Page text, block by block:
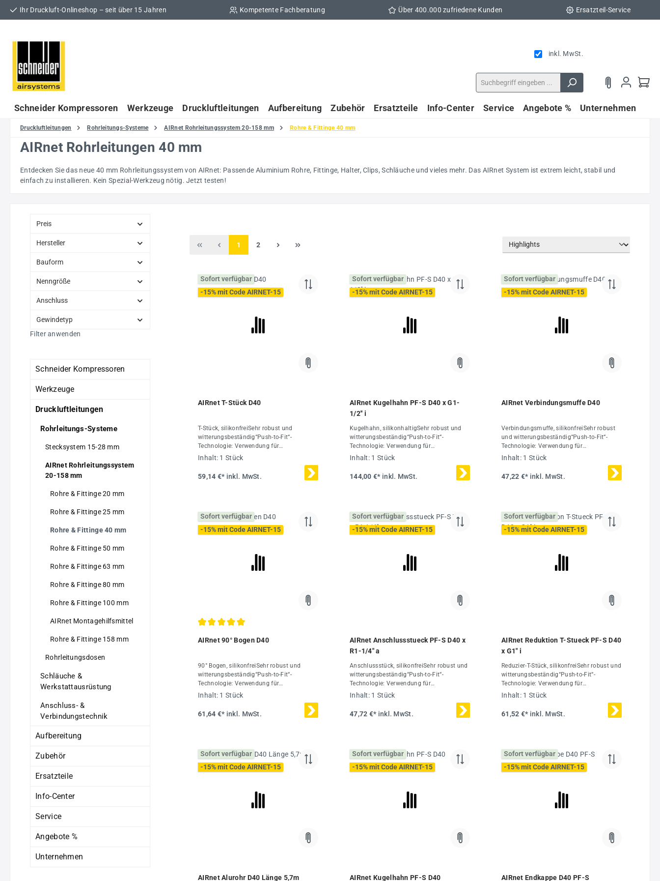
Hauptinhalt springen
Zur Suche springen
Zur Hauptnavigation springen
Ihr Druckluft-Onlineshop – seit über 15 Jahren Kompetente Fachberatung Über 400.000 zufriedene Kunden Ersatzteil-Service
inkl. MwSt.
Schneider Kompressoren Werkzeuge Druckluftleitungen Aufbereitung Zubehör Ersatzteile Info-Center Service Angebote % Unternehmen
Druckluftleitungen Rohrleitungs-Systeme AIRnet Rohrleitungssystem 20-158 mm Rohre & Fittinge 40 mm
AIRnet Rohrleitungen 40 mm
Entdecken Sie das neue 40 mm Rohrleitungssystem von AIRnet: Passende Aluminium Rohre, Fittinge, Halter, Clips, Schläuche und vieles mehr. Das AIRnet System ist extrem leicht, stabil und
einfach zu installieren. Kein Spezial-Werkzeug nötig. Jetzt testen!
Preis
Hersteller
Bauform
Nenngröße
Anschluss
Gewindetyp
Filter anwenden
Schneider Kompressoren
Werkzeuge
Druckluftleitungen
Rohrleitungs-Systeme
Stecksystem 15-28 mm
AIRnet Rohrleitungssystem
20-158 mm
Rohre & Fittinge 20 mm
Rohre & Fittinge 25 mm
Rohre & Fittinge 40 mm
Rohre & Fittinge 50 mm
Rohre & Fittinge 63 mm
Rohre & Fittinge 80 mm
Rohre & Fittinge 100 mm
AIRnet Montagehilfsmittel
Rohre & Fittinge 158 mm
Rohrleitungsdosen
Schläuche &
Werkstattausrüstung
Anschluss- &
Verbindungstechnik
Aufbereitung
Zubehör
Ersatzteile
Info-Center
Service
Angebote %
Unternehmen
Seite
1 Seite
2
Sofort verfügbar
-15% mit Code AIRNET-15
AIRnet T-Stück D40
T-Stück, silikonfreiSehr robust und
witterungsbeständig“Push-to-Fit“-
Technologie: Verwendung für
Rohrdurchmesser 20-50 mmKombinierbar
mit Rohren aus Spezial-Alu-LegierungDas
AIRnet Rohrleitungssystem ist für einen
maximalen Betriebsdruck von 16 bar bei
Inhalt: 1 Stück
59,14 €* inkl. MwSt.
Sofort verfügbar
-15% mit Code AIRNET-15
AIRnet Kugelhahn PF-S D40 x G1-
1/2'' i
Kugelhahn, silikonhaltigSehr robust und
witterungsbeständig“Push-to-Fit“-
Technologie: Verwendung für
Rohrdurchmesser 20-50 mmKombinierbar
mit Rohren aus Spezial-Alu-LegierungDas
AIRnet Rohrleitungssystem ist für einen
maximalen Betriebsdruck von 16 bar bei
Inhalt: 1 Stück
144,00 €* inkl. MwSt.
Sofort verfügbar
-15% mit Code AIRNET-15
AIRnet Verbindungsmuffe D40
Verbindungsmuffe, silikonfreiSehr robust
und witterungsbeständig“Push-to-Fit“-
Technologie: Verwendung für
Rohrdurchmesser 20-50 mmKombinierbar
mit Rohren aus Spezial-Alu-LegierungDas
AIRnet Rohrleitungssystem ist für einen
maximalen Betriebsdruck von 16 bar bei
Inhalt: 1 Stück
47,22 €* inkl. MwSt.
Sofort verfügbar
-15% mit Code AIRNET-15
AIRnet 90° Bogen D40
90° Bogen, silikonfreiSehr robust und
witterungsbeständig“Push-to-Fit“-
Technologie: Verwendung für
Rohrdurchmesser 20-50 mmKombinierbar
mit Rohren aus Spezial-Alu-LegierungDas
AIRnet Rohrleitungssystem ist für einen
maximalen Betriebsdruck von 16 bar bei
Inhalt: 1 Stück
61,64 €* inkl. MwSt.
Sofort verfügbar
-15% mit Code AIRNET-15
AIRnet Anschlussstueck PF-S D40 x
R1-1/4" a
Anschlussstück, silikonfreiSehr robust und
witterungsbeständig“Push-to-Fit“-
Technologie: Verwendung für
Rohrdurchmesser 20-50 mmKombinierbar
mit Rohren aus Spezial-Alu-LegierungDas
AIRnet Rohrleitungssystem ist für einen
maximalen Betriebsdruck von 16 bar bei
Inhalt: 1 Stück
47,72 €* inkl. MwSt.
Sofort verfügbar
-15% mit Code AIRNET-15
AIRnet Reduktion T-Stueck PF-S D40
x G1" i
Reduzier-T-Stück, silikonfreiSehr robust und
witterungsbeständig“Push-to-Fit“-
Technologie: Verwendung für
Rohrdurchmesser 20-50 mmKombinierbar
mit Rohren aus Spezial-Alu-LegierungDas
AIRnet Rohrleitungssystem ist für einen
maximalen Betriebsdruck von 16 bar bei
Stück
Inhalt: 1 Stück
61,52 €* inkl. MwSt.
Sofort verfügbar
-15% mit Code AIRNET-15
AIRnet Alurohr D40 Länge 5,7m
Sofort verfügbar
-15% mit Code AIRNET-15
AIRnet Kugelhahn PF-S D40
Sofort verfügbar
-15% mit Code AIRNET-15
AIRnet Endkappe D40 PF-S